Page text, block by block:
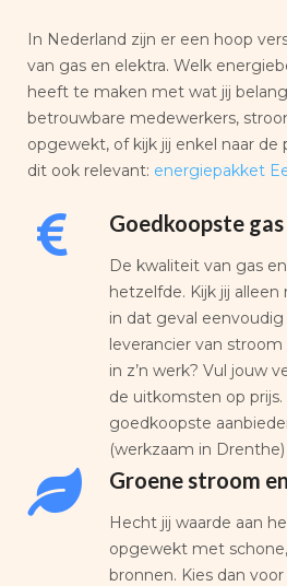
In Nederland zijn er een hoop
van gas en elektra. Welk
heeft te maken met wat jij
betrouwbare medewerkers,
opgewekt, of kijk jij enkel naar de
dit ook relevant: energiepakket
Goedkoopste
De kwaliteit van gas
hetzelfde. Kijk jij alleen
in dat geval
leverancier van
in z’n werk? Vul jouw
de uitkomsten op
goedkoopste
(werkzaam in
Groene stroom
Hecht jij waarde aan
opgewekt met
bronnen. Kies dan